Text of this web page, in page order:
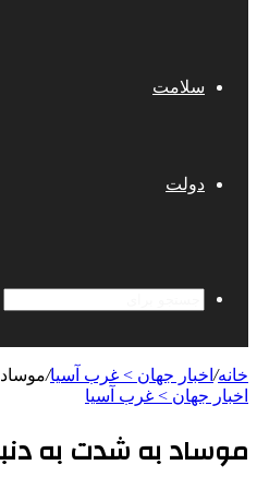
سلامت
دولت
خانه/ اخبار جهان > غرب آسیا/
اخبار جهان > غرب آسیا
موساد به شدت به